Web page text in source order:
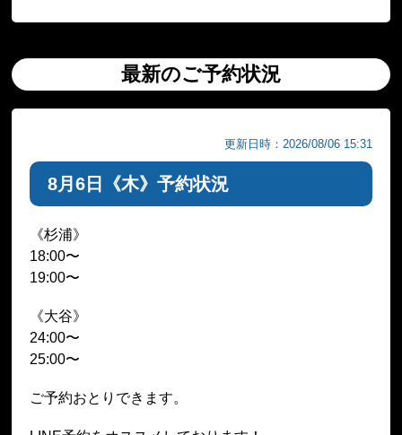
最新のご予約状況
更新日時：2026/08/06 15:31
8月6日《木》予約状況
《杉浦》
18:00〜
19:00〜
《大谷》
24:00〜
25:00〜
ご予約おとりできます。